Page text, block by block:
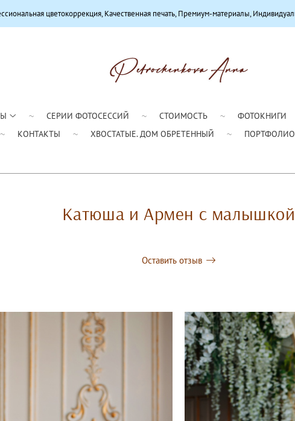
СЕРИИ ФОТОСЕССИЙ СТОИМОСТЬ ФОТОКНИГИ
КОНТАКТЫ ХВОСТАТЫЕ. ДОМ ОБРЕТЕННЫЙ ПОРТФОЛИО
Катюша и Армен с малышкой
Оставить отзыв
Качественная печать, Премиум-материалы, Индивидуальный подход